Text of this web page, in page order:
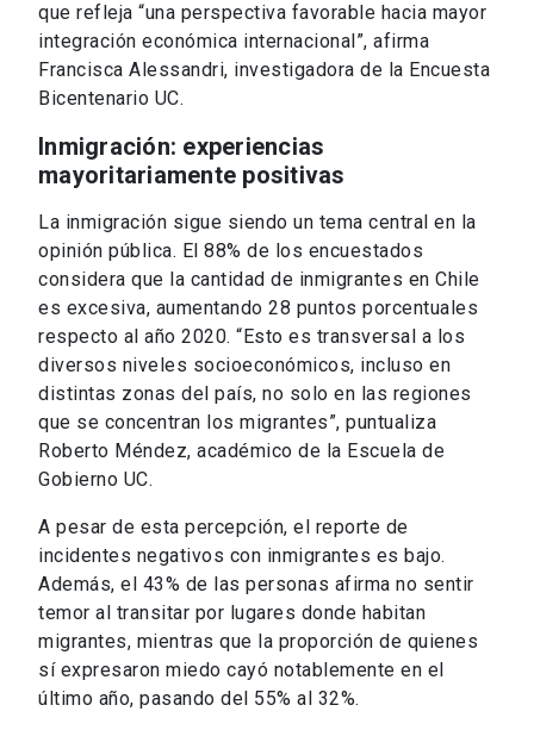
que refleja “una perspectiva favorable hacia mayor
integración económica internacional”, afirma
Francisca Alessandri, investigadora de la Encuesta
Bicentenario UC.
Inmigración: experiencias
mayoritariamente positivas
La inmigración sigue siendo un tema central en la
opinión pública. El 88% de los encuestados
considera que la cantidad de inmigrantes en Chile
es excesiva, aumentando 28 puntos porcentuales
respecto al año 2020. “Esto es transversal a los
diversos niveles socioeconómicos, incluso en
distintas zonas del país, no solo en las regiones
que se concentran los migrantes”, puntualiza
Roberto Méndez, académico de la Escuela de
Gobierno UC.
A pesar de esta percepción, el reporte de
incidentes negativos con inmigrantes es bajo.
Además, el 43% de las personas afirma no sentir
temor al transitar por lugares donde habitan
migrantes, mientras que la proporción de quienes
sí expresaron miedo cayó notablemente en el
último año, pasando del 55% al 32%.